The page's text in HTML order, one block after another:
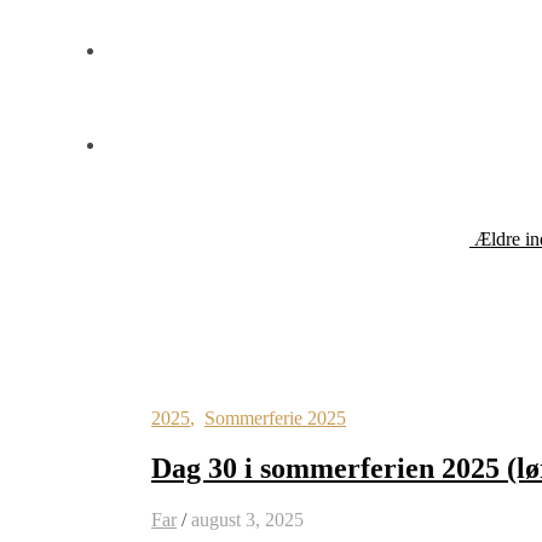
2025, Sommerferie 2025
Dag 30 i sommerferien 2025
Far / august 3, 2025
Ældre